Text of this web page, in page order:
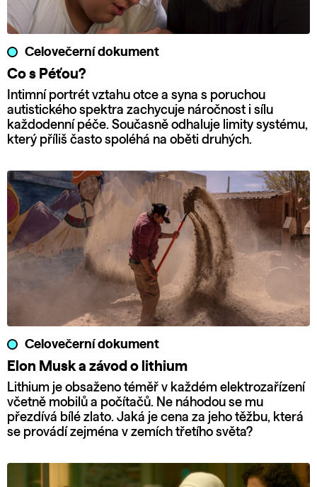
Celovečerní dokument
Co s Péťou?
Intimní portrét vztahu otce a syna s poruchou
autistického spektra zachycuje náročnost i sílu
každodenní péče. Současně odhaluje limity systému,
který příliš často spoléhá na oběti druhých.
Celovečerní dokument
Elon Musk a závod o lithium
Lithium je obsaženo téměř v každém elektrozařízení
včetně mobilů a počítačů. Ne náhodou se mu
přezdívá bílé zlato. Jaká je cena za jeho těžbu, která
se provádí zejména v zemích třetího světa?